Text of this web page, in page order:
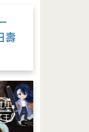
壽